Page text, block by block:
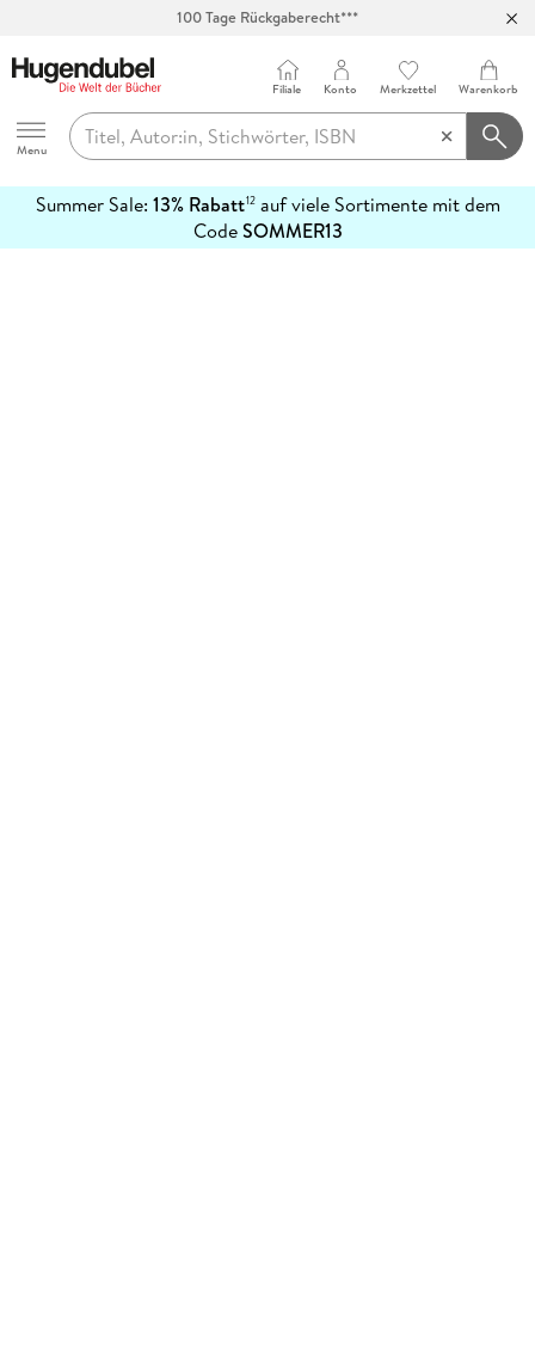
100 Tage Rückgaberecht***
Hugendubel
Menu
Filiale Konto Merkzettel Warenkorb
Summer Sale: 13% Rabatt12auf viele Sortimente mit dem
CodeSOMMER13
erfahren